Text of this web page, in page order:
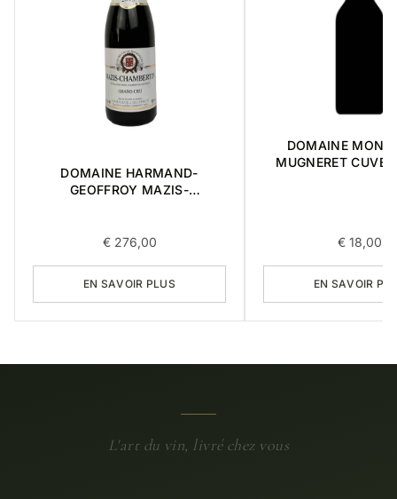
DOMAINE HARMAND-
GEOFFROY MAZIS-
€276,00
EN SAVOIR PLUS
DOMAINE
MUGNERET CUVEE M
€ 18,00
EN SAVOIR
L'art du vin, livré chez vous